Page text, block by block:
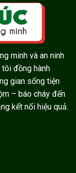
minh và an ninh
đồng hành
gian sống tiện
– báo cháy đến
kết nối hiệu quả.